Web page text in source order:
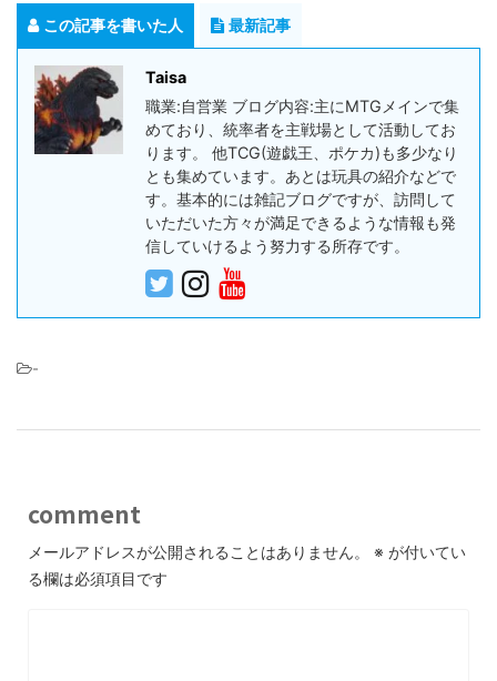
この記事を書いた人 最新記事
Taisa
職業:自営業 ブログ内容:主にMTGメインで集
めており、統率者を主戦場として活動してお
ります。 他TCG(遊戯王、ポケカ)も多少なり
とも集めています。あとは玩具の紹介などで
す。基本的には雑記ブログですが、訪問して
いただいた方々が満足できるような情報も発
信していけるよう努力する所存です。
-
comment
メールアドレスが公開されることはありません。 ※ が付いてい
る欄は必須項目です